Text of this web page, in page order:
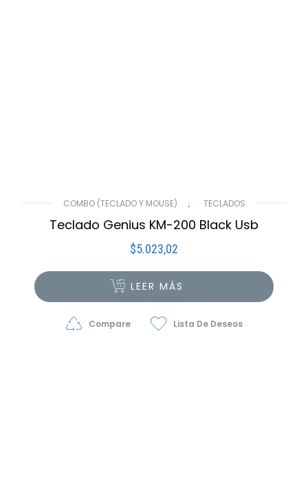
COMBO (TECLADO Y MOUSE) , TECLADOS
Teclado Genius KM-200 Black Usb
$5.023,02
LEER MÁS
Compare Lista De Deseos